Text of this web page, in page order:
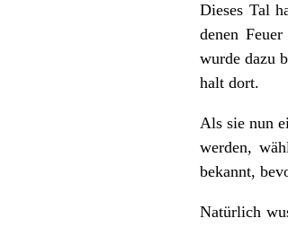
Dieses Tal
denen
wurde dazu
halt dort.
Als sie nun
werden,
bekannt,
Natürlich